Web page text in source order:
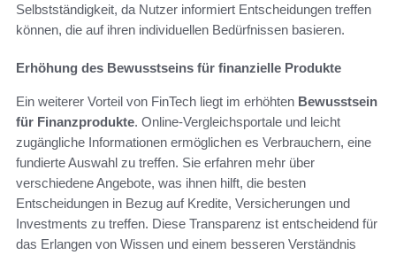
Selbstständigkeit, da Nutzer informiert Entscheidungen treffen
können, die auf ihren individuellen Bedürfnissen basieren.
Erhöhung des Bewusstseins für finanzielle Produkte
Ein weiterer Vorteil von FinTech liegt im erhöhten Bewusstsein
für Finanzprodukte. Online-Vergleichsportale und leicht
zugängliche Informationen ermöglichen es Verbrauchern, eine
fundierte Auswahl zu treffen. Sie erfahren mehr über
verschiedene Angebote, was ihnen hilft, die besten
Entscheidungen in Bezug auf Kredite, Versicherungen und
Investments zu treffen. Diese Transparenz ist entscheidend für
das Erlangen von Wissen und einem besseren Verständnis